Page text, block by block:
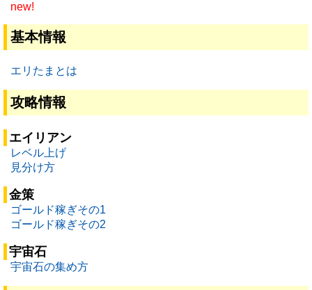
new!
基本情報
エリたまとは
攻略情報
エイリアン
レベル上げ
見分け方
金策
ゴールド稼ぎその1
ゴールド稼ぎその2
宇宙石
宇宙石の集め方